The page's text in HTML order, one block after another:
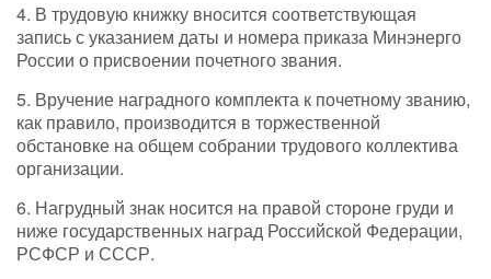
4. В трудовую книжку вносится соответствующая
запись с указанием даты и номера приказа Минэнерго
России о присвоении почетного звания.
5. Вручение наградного комплекта к почетному званию,
как правило, производится в торжественной
обстановке на общем собрании трудового коллектива
организации.
6. Нагрудный знак носится на правой стороне груди и
ниже государственных наград Российской Федерации,
РСФСР и СССР.